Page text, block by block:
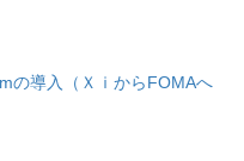
の導入（ＸｉからFOMAへ